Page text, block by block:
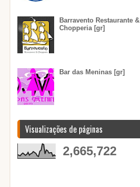
Barravento Restaurante &
Chopperia [gr]
Bar das Meninas [gr]
Visualizações de páginas
2,665,722